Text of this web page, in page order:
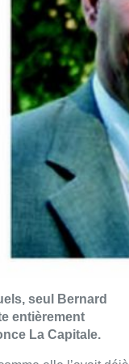
seul Bernard
entièrement
La Capitale.